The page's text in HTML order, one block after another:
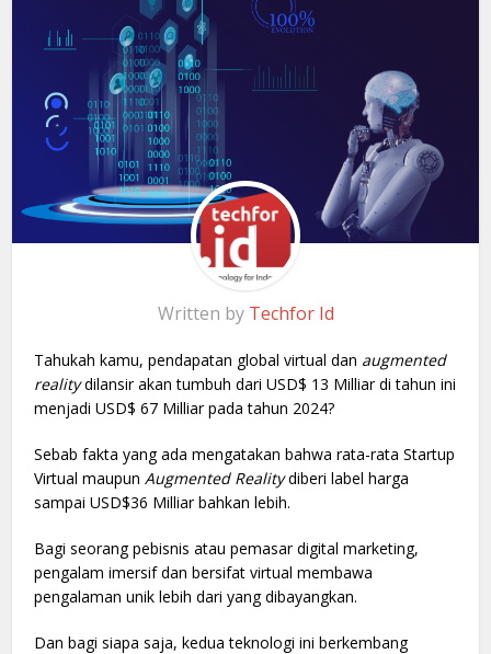
Written by Techfor Id
Tahukah kamu, pendapatan global virtual dan augmented
realitydilansir akan tumbuh dari USD$ 13 Milliar di tahun ini
menjadi USD$ 67 Milliar pada tahun 2024?
Sebab fakta yang ada mengatakan bahwa rata-rata Startup
Virtual maupunAugmented Realitydiberi label harga
sampai USD$36 Milliar bahkan lebih.
Bagi seorang pebisnis atau pemasar digital marketing,
pengalam imersif dan bersifat virtual membawa
pengalaman unik lebih dari yang dibayangkan.
Dan bagi siapa saja, kedua teknologi ini berkembang